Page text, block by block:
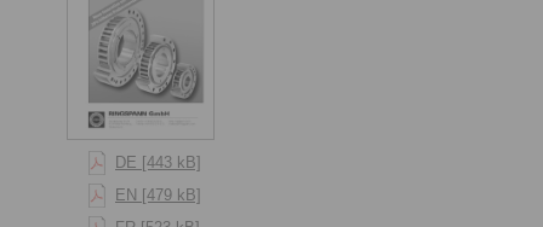
DE [443 kB]
EN [479 kB]